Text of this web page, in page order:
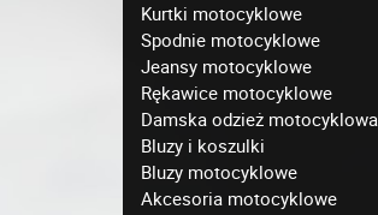
Kurtki motocyklowe
Spodnie motocyklowe
Jeansy motocyklowe
Rękawice motocyklowe
Damska odzież motocyklowa
Bluzy i koszulki
Bluzy motocyklowe
Akcesoria motocyklowe